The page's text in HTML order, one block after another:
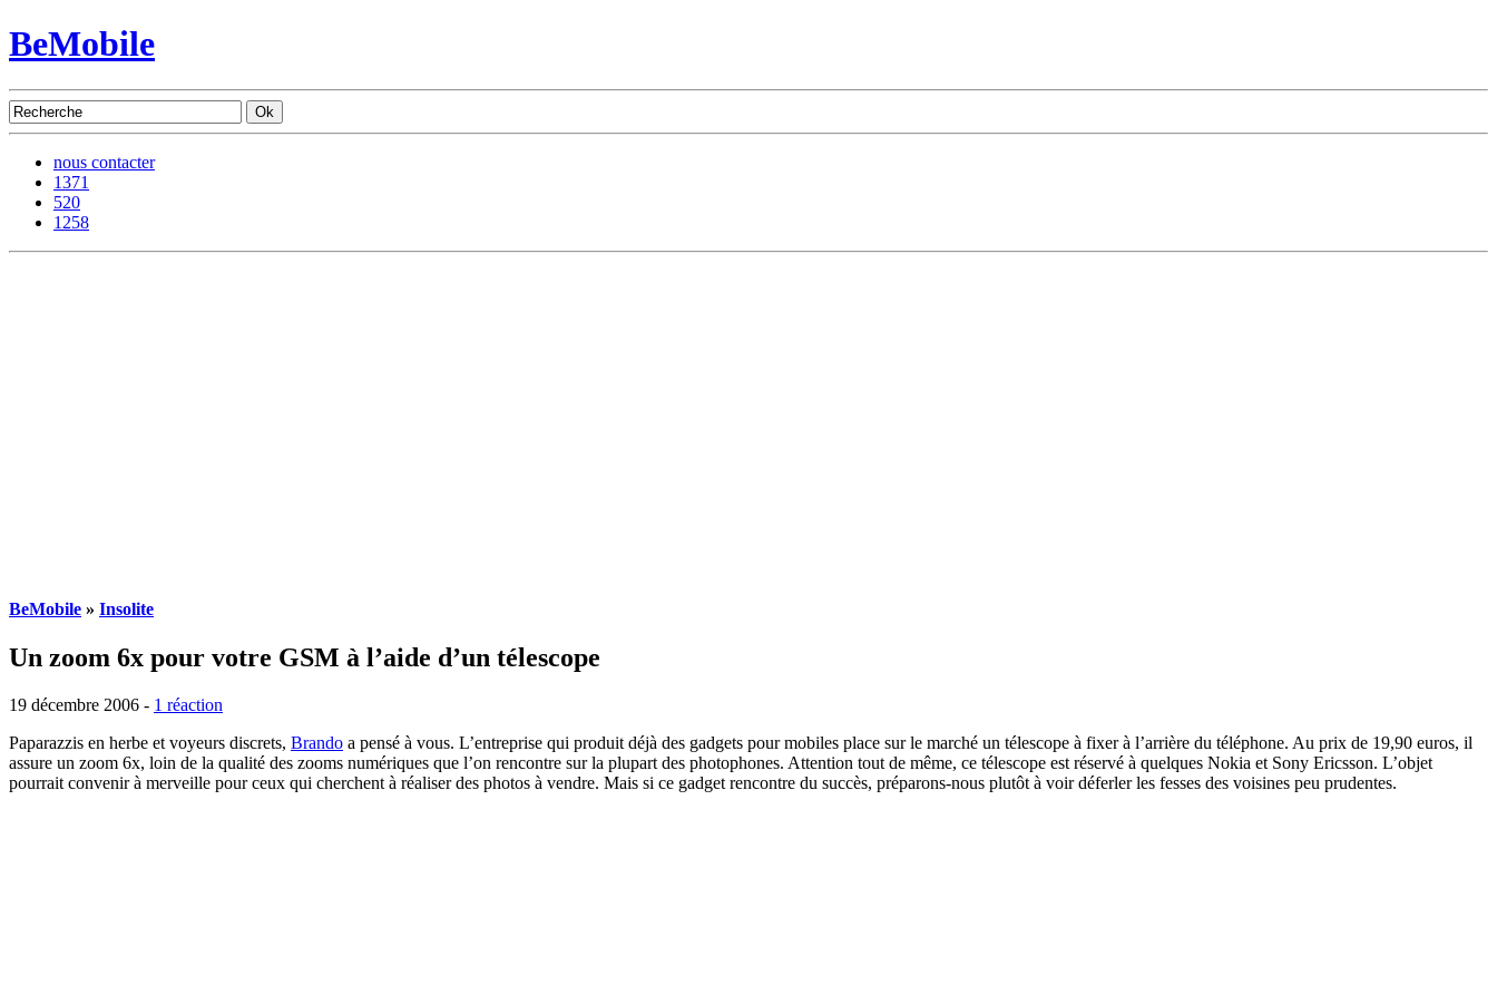
BeMobile
nous contacter
1371
520
1258
BeMobile » Insolite
Un zoom 6x pour votre GSM à l’aide d’un télescope
19 décembre 2006 - 1 réaction
Paparazzis en herbe et voyeurs discrets, Brando a pensé à vous. L’entreprise qui produit déjà des gadgets pour mobiles place sur le marché un télescope à fixer à l’arrière du téléphone. Au prix de 19,90 euros, il
assure un zoom 6x, loin de la qualité des zooms numériques que l’on rencontre sur la plupart des photophones. Attention tout de même, ce télescope est réservé à quelques Nokia et Sony Ericsson. L’objet
pourrait convenir à merveille pour ceux qui cherchent à réaliser des photos à vendre. Mais si ce gadget rencontre du succès, préparons-nous plutôt à voir déferler les fesses des voisines peu prudentes.